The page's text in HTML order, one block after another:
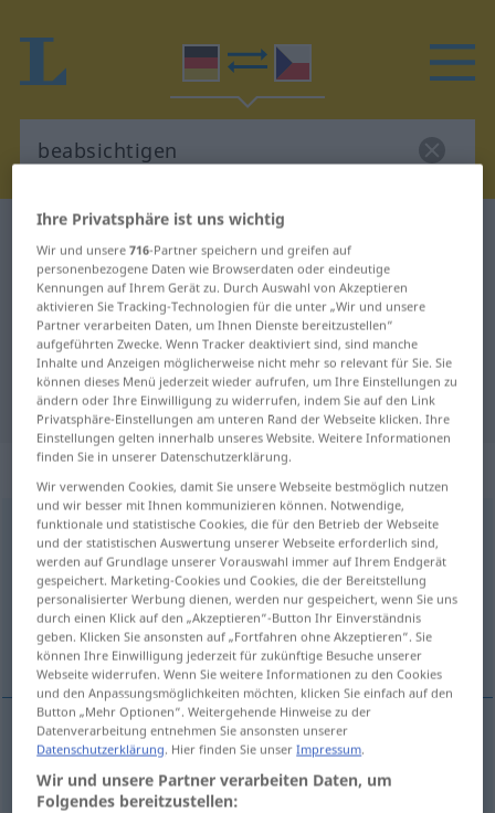
Deutsch-Tschechisch Wörterbuch
Deutsch-Tschechisch Übersetzung
für "beabsichtigen"
"beabsichtigen" Tschechisch
Übersetzung
„beabsichtigen“
beabsichtigen <ohnege;haben>
Übersicht aller Übersetzungen
(Für mehr Details die Übersetzung anklicken/antippen)
zamýšlet se, hodlat
zamýšletse,hodlat beabsichtigen
Ihre Privatsphäre ist uns wichtig
Wir und unsere716-Partner speichern und greifen auf
personenbezogene Daten wie Browserdaten oder eindeutige
Kennungen auf Ihrem Gerät zu. Durch Auswahl von Akzeptieren
aktivieren Sie Tracking-Technologien für die unter „Wir und unsere
Partner verarbeiten Daten, um Ihnen Dienste bereitzustellen“
aufgeführten Zwecke. Wenn Tracker deaktiviert sind, sind manche
Inhalte und Anzeigen möglicherweise nicht mehr so relevant für Sie. Sie
können dieses Menü jederzeit wieder aufrufen, um Ihre Einstellungen zu
ändern oder Ihre Einwilligung zu widerrufen, indem Sie auf den Link
Privatsphäre-Einstellungen am unteren Rand der Webseite klicken. Ihre
Einstellungen gelten innerhalb unseres Website. Weitere Informationen
finden Sie in unserer Datenschutzerklärung.
Wir verwenden Cookies, damit Sie unsere Webseite bestmöglich nutzen
und wir besser mit Ihnen kommunizieren können. Notwendige,
funktionale und statistische Cookies, die für den Betrieb der Webseite
und der statistischen Auswertung unserer Webseite erforderlich sind,
werden auf Grundlage unserer Vorauswahl immer auf Ihrem Endgerät
gespeichert. Marketing-Cookies und Cookies, die der Bereitstellung
personalisierter Werbung dienen, werden nur gespeichert, wenn Sie uns
durch einen Klick auf den „Akzeptieren“-Button Ihr Einverständnis
geben. Klicken Sie ansonsten auf „Fortfahren ohne Akzeptieren“. Sie
können Ihre Einwilligung jederzeit für zukünftige Besuche unserer
Webseite widerrufen. Wenn Sie weitere Informationen zu den Cookies
und den Anpassungsmöglichkeiten möchten, klicken Sie einfach auf den
Button „Mehr Optionen“. Weitergehende Hinweise zu der
Datenverarbeitung entnehmen Sie ansonsten unserer
Datenschutzerklärung. Hier finden Sie unserImpressum.
Wir und unsere Partner verarbeiten Daten, um
Folgendes bereitzustellen: